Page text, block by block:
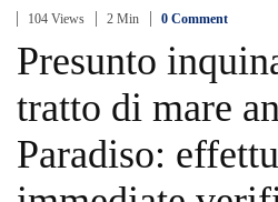
104 Views 2 Min 0 Comment
Presunto
tratto di mare
Paradiso: